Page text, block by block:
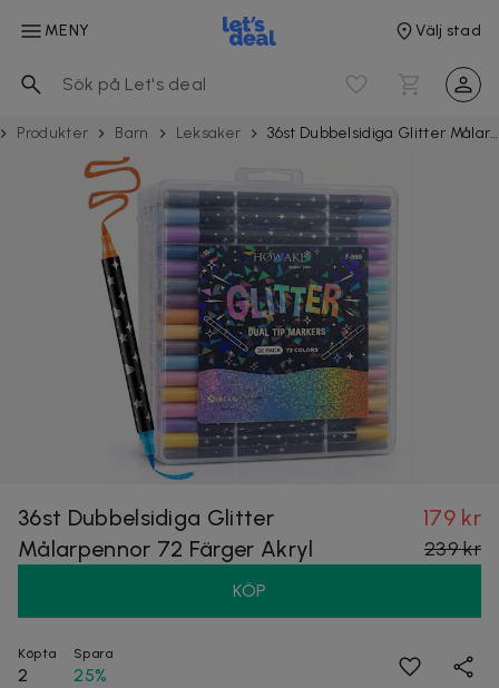
MENY Välj stad
Produkter Barn Leksaker 36st Dubbelsidiga Glitter Målarpennor 72 Färger Akryl
36st Dubbelsidiga Glitter
Målarpennor 72 Färger Akryl
179 kr
239 kr
KÖP
Köpta
2
Spara
25%